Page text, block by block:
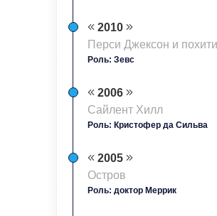
2010
Перси Джексон и
Роль: Зевс
2006
Сайлент Хилл
Роль: Кристофер да Сильва
2005
Остров
Роль: доктор Меррик